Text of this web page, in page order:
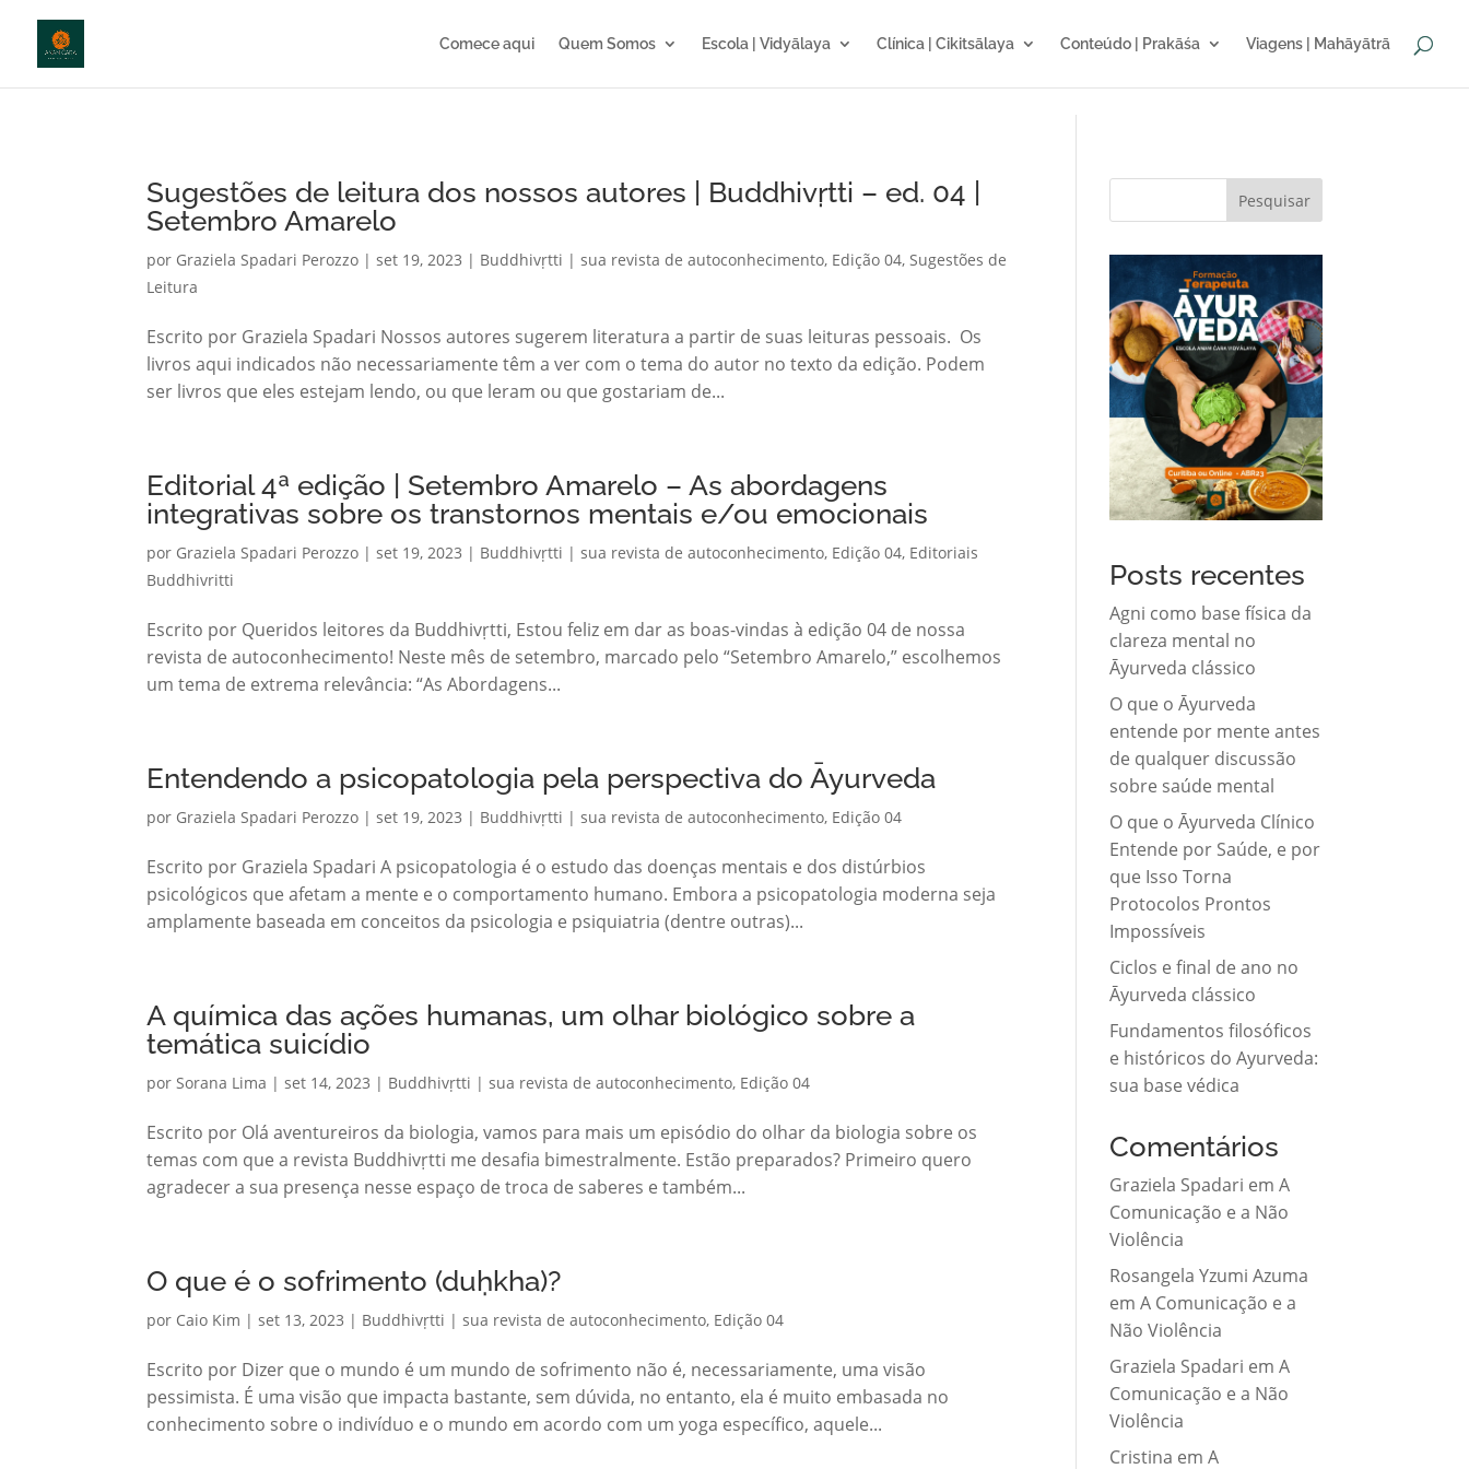
Comece aqui Quem Somos Escola | Vidyālaya Clínica | Cikitsālaya Conteúdo | Prakāśa Viagens | Mahāyātrā
Sugestões de leitura dos nossos autores | Buddhivṛtti – ed. 04 |
Setembro Amarelo
por Graziela Spadari Perozzo |set 19, 2023 | Buddhivṛtti | sua revista de autoconhecimento, Edição 04,Sugestões de
Leitura
Escrito por Graziela Spadari Nossos autores sugerem literatura a partir de suas leituras pessoais. Os
livros aqui indicados não necessariamente têm a ver com o tema do autor no texto da edição. Podem
ser livros que eles estejam lendo, ou que leram ou que gostariam de...
Editorial 4ª edição | Setembro Amarelo – As abordagens
integrativas sobre os transtornos mentais e/ou emocionais
por Graziela Spadari Perozzo |set 19, 2023 | Buddhivṛtti | sua revista de autoconhecimento, Edição 04, Editoriais
Buddhivritti
Escrito por Queridos leitores da Buddhivṛtti, Estou feliz em dar as boas-vindas à edição 04 de nossa
revista de autoconhecimento! Neste mês de setembro, marcado pelo “Setembro Amarelo,” escolhemos
um tema de extrema relevância: “As Abordagens...
Entendendo a psicopatologia pela perspectiva do Āyurveda
por Graziela Spadari Perozzo |set 19, 2023 | Buddhivṛtti | sua revista de autoconhecimento, Edição 04
Escrito por Graziela Spadari A psicopatologia é o estudo das doenças mentais e dos distúrbios
psicológicos que afetam a mente e o comportamento humano. Embora a psicopatologia moderna seja
amplamente baseada em conceitos da psicologia e psiquiatria (dentre outras)...
A química das ações humanas, um olhar biológico sobre a
temática suicídio
porSorana Lima |set 14, 2023 | Buddhivṛtti | sua revista de autoconhecimento, Edição 04
Escrito por Olá aventureiros da biologia, vamos para mais um episódio do olhar da biologia sobre os
temas com que a revista Buddhivṛtti me desafia bimestralmente. Estão preparados? Primeiro quero
agradecer a sua presença nesse espaço de troca de saberes e também...
O que é o sofrimento (duḥkha)?
por Caio Kim |set 13, 2023 | Buddhivṛtti | sua revista de autoconhecimento, Edição 04
Escrito por Dizer que o mundo é um mundo de sofrimento não é, necessariamente, uma visão
pessimista. É uma visão que impacta bastante, sem dúvida, no entanto, ela é muito embasada no
conhecimento sobre o indivíduo e o mundo em acordo com um yoga específico, aquele...
Pesquisar
Posts recentes
Agni como base física da
clareza mental no
Āyurveda clássico
O que o Āyurveda
entende por mente antes
de qualquer discussão
sobre saúde mental
O que o Āyurveda Clínico
Entende por Saúde, e por
que Isso Torna
Protocolos Prontos
Impossíveis
Ciclos e final de ano no
Āyurveda clássico
Fundamentos filosóficos
e históricos do Ayurveda:
sua base védica
Comentários
Graziela Spadari emA
Comunicação e a Não
Violência
Rosangela Yzumi Azuma
emA Comunicação e a
Não Violência
Graziela Spadari emA
Comunicação e a Não
Violência
Cristina emA